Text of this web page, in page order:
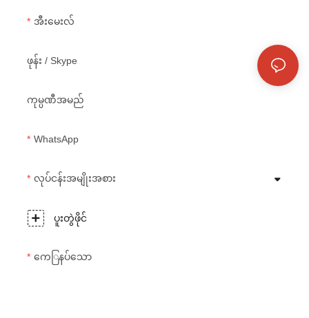
အီးမေးလ်
ဖုန်း / Skype
ကုမ္ပဏီအမည်
WhatsApp
လုပ်ငန်းအမျိုးအစား
ပူးတွဲဖိုင်
ကေြနပ်သော